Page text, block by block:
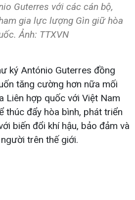
Guterres với các cán bộ,
gia lực lượng Gìn giữ hòa
Ảnh: TTXVN
ký António Guterres đồng
tăng cường hơn nữa mối
Liên hợp quốc với Việt Nam
thúc đẩy hòa bình, phát triển
biến đổi khí hậu, bảo đảm và
trên thế giới.